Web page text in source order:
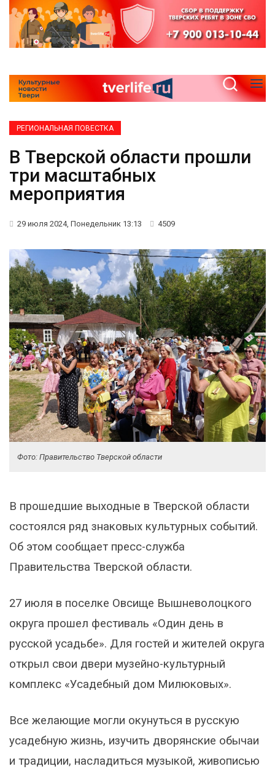
РЕГИОНАЛЬНАЯ ПОВЕСТКА
В Тверской области прошли
три масштабных
мероприятия
29 июля 2024, Понедельник 13:13 4509
Фото: Правительство Тверской области
В прошедшие выходные в Тверской области
состоялся ряд знаковых культурных событий.
Об этом сообщает пресс-служба
Правительства Тверской области.
27 июля в поселке Овсище Вышневолоцкого
округа прошел фестиваль «Один день в
русской усадьбе». Для гостей и жителей округа
открыл свои двери музейно-культурный
комплекс «Усадебный дом Милюковых».
Все желающие могли окунуться в русскую
усадебную жизнь, изучить дворянские обычаи
и традиции, насладиться музыкой, живописью